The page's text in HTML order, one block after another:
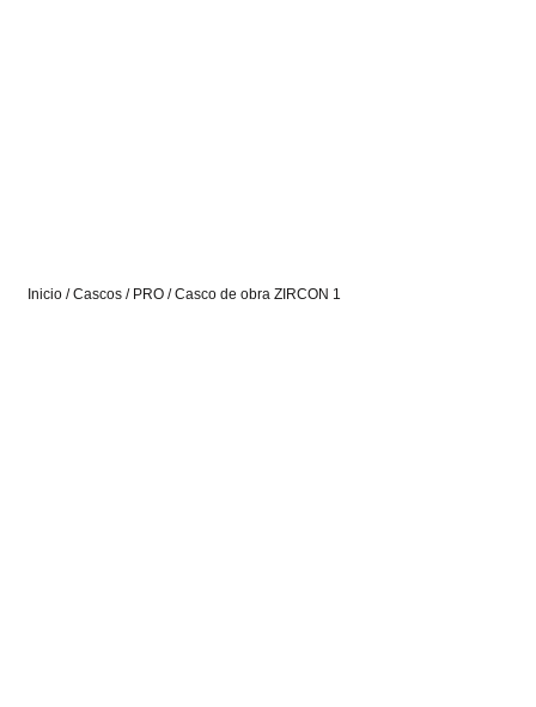
Inicio /Cascos / PRO / Casco de obra ZIRCON 1